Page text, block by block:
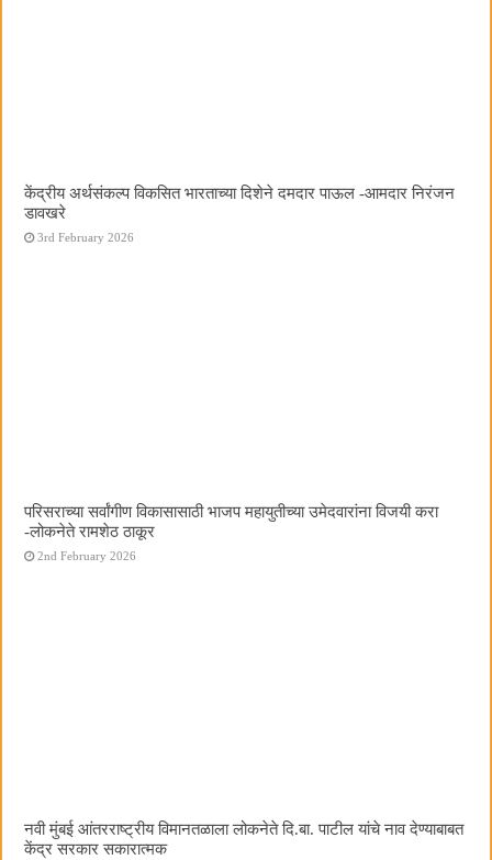
केंद्रीय अर्थसंकल्प विकसित भारताच्या दिशेने दमदार पाऊल -आमदार निरंजन
डावखरे
3rd February 2026
परिसराच्या सर्वांगीण विकासासाठी भाजप महायुतीच्या उमेदवारांना विजयी करा
-लोकनेते रामशेठ ठाकूर
2nd February 2026
नवी मुंबई आंतरराष्ट्रीय विमानतळाला लोकनेते दि.बा. पाटील यांचे नाव देण्याबाबत
केंद्र सरकार सकारात्मक